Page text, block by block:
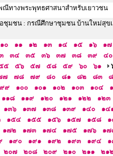
ณีทางพระพุทธศาสนาสำหรับเยาวชน
มชน : กรณีศึกษาชุมชน บ้านใหม่สุข
๑๐ ๑๑ ๑๒ ๑๓ ๑๔ ๑๕ ๑๖ ๑๗
๓๔ ๓๕ ๓๖ ๓๗ ๓๘ ๓๙ ๔๐
๕ ๕๖ ๕๗ ๕๘ ๕๙ ๖๐ ๖๑
๗ ๗๘ ๗๙ ๘๐ ๘๑ ๘๒ ๘๓
๙๙ ๑๐๐ ๑๐๑ ๑๐๒ ๑๐๓ ๑๐๔
๑๑๘ ๑๑๙ ๑๒๐ ๑๒๑ ๑๒๒ ๑๒๓
๑๓๖ ๑๓๗ ๑๓๘ ๑๓๙ ๑๔๐ ๑๔
๑๕๔ ๑๕๕ ๑๕๖ ๑๕๗ ๑๕๘
๑๗๒ ๑๗๓ ๑๗๔ ๑๗๕ ๑๗๖ ๑
๑๙๐ ๑๙๑ ๑๙๒ ๑๙๓ ๑๙๔
๒๐๗ ๒๐๘ ๒๐๙ ๒๑๐ ๒๑๑ ๒๑